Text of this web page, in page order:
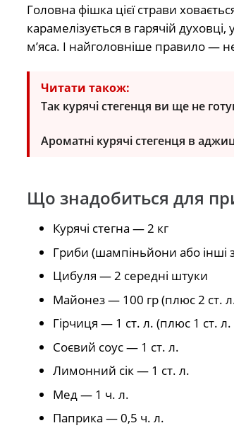
Головна фішка цієї страви
карамелізується в гарячій
м’яса. І найголовніше правило —
Читати також:
Так курячі стегенця ви ще не
Ароматні курячі стегенця в
Що знадобиться для
Курячі стегна — 2 кг
Гриби (шампіньйони або інші
Цибуля — 2 середні штуки
Майонез — 100 гр (плюс 2 ст.
Гірчиця — 1 ст. л. (плюс 1 ст.
Соєвий соус — 1 ст. л.
Лимонний сік — 1 ст. л.
Мед — 1 ч. л.
Паприка — 0,5 ч. л.